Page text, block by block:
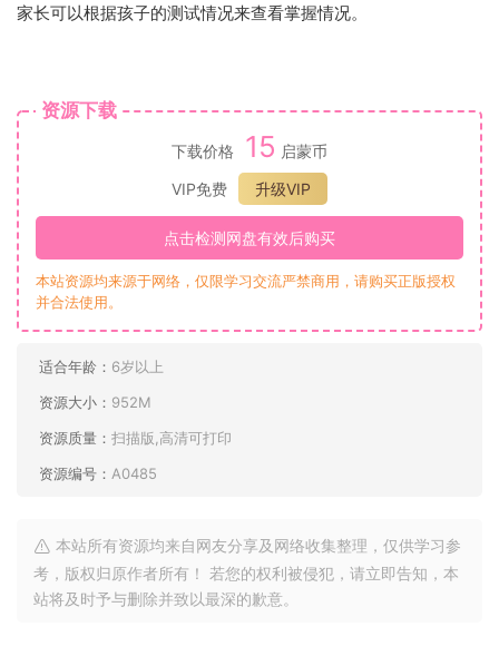
家长可以根据孩子的测试情况来查看掌握情况。
资源下载
下载价格 15 启蒙币
VIP免费
升级VIP
点击检测网盘有效后购买
本站资源均来源于网络，仅限学习交流严禁商用，请购买正版授权
并合法使用。
适合年龄： 6岁以上
资源大小： 952M
资源质量： 扫描版,高清可打印
资源编号： A0485
本站所有资源均来自网友分享及网络收集整理，仅供学习参
考，版权归原作者所有！ 若您的权利被侵犯，请立即告知，本
站将及时予与删除并致以最深的歉意。